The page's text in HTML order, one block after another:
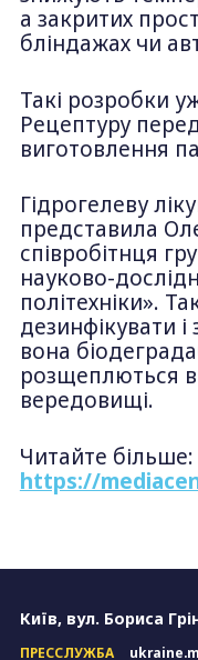
а закритих
бліндажах чи
Такі розробки
Рецептуру
виготовлення
Гідрогелеву
представила
співробітнця
науково-
політехніки».
дезинфікувати
вона
розщеплються
вередовищі.
Читайте більше:
https://
Київ, вул. Бориса
ПРЕССЛУЖБА